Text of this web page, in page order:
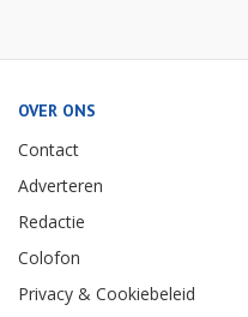
OVER ONS
Contact
Adverteren
Redactie
Colofon
Privacy & Cookiebeleid